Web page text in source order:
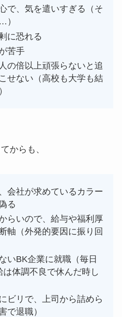
で、気を遣いすぎる（そ
）
に恐れる
苦手
の倍以上頑張らないと追
せない（高校も大学も結
からも、
会社が求めているカラー
る
らいので、給与や福利厚
軸（外発的要因に振り回
いBK企業に就職（毎日
体調不良で休んだ時し
ビリで、上司から詰めら
で退職）